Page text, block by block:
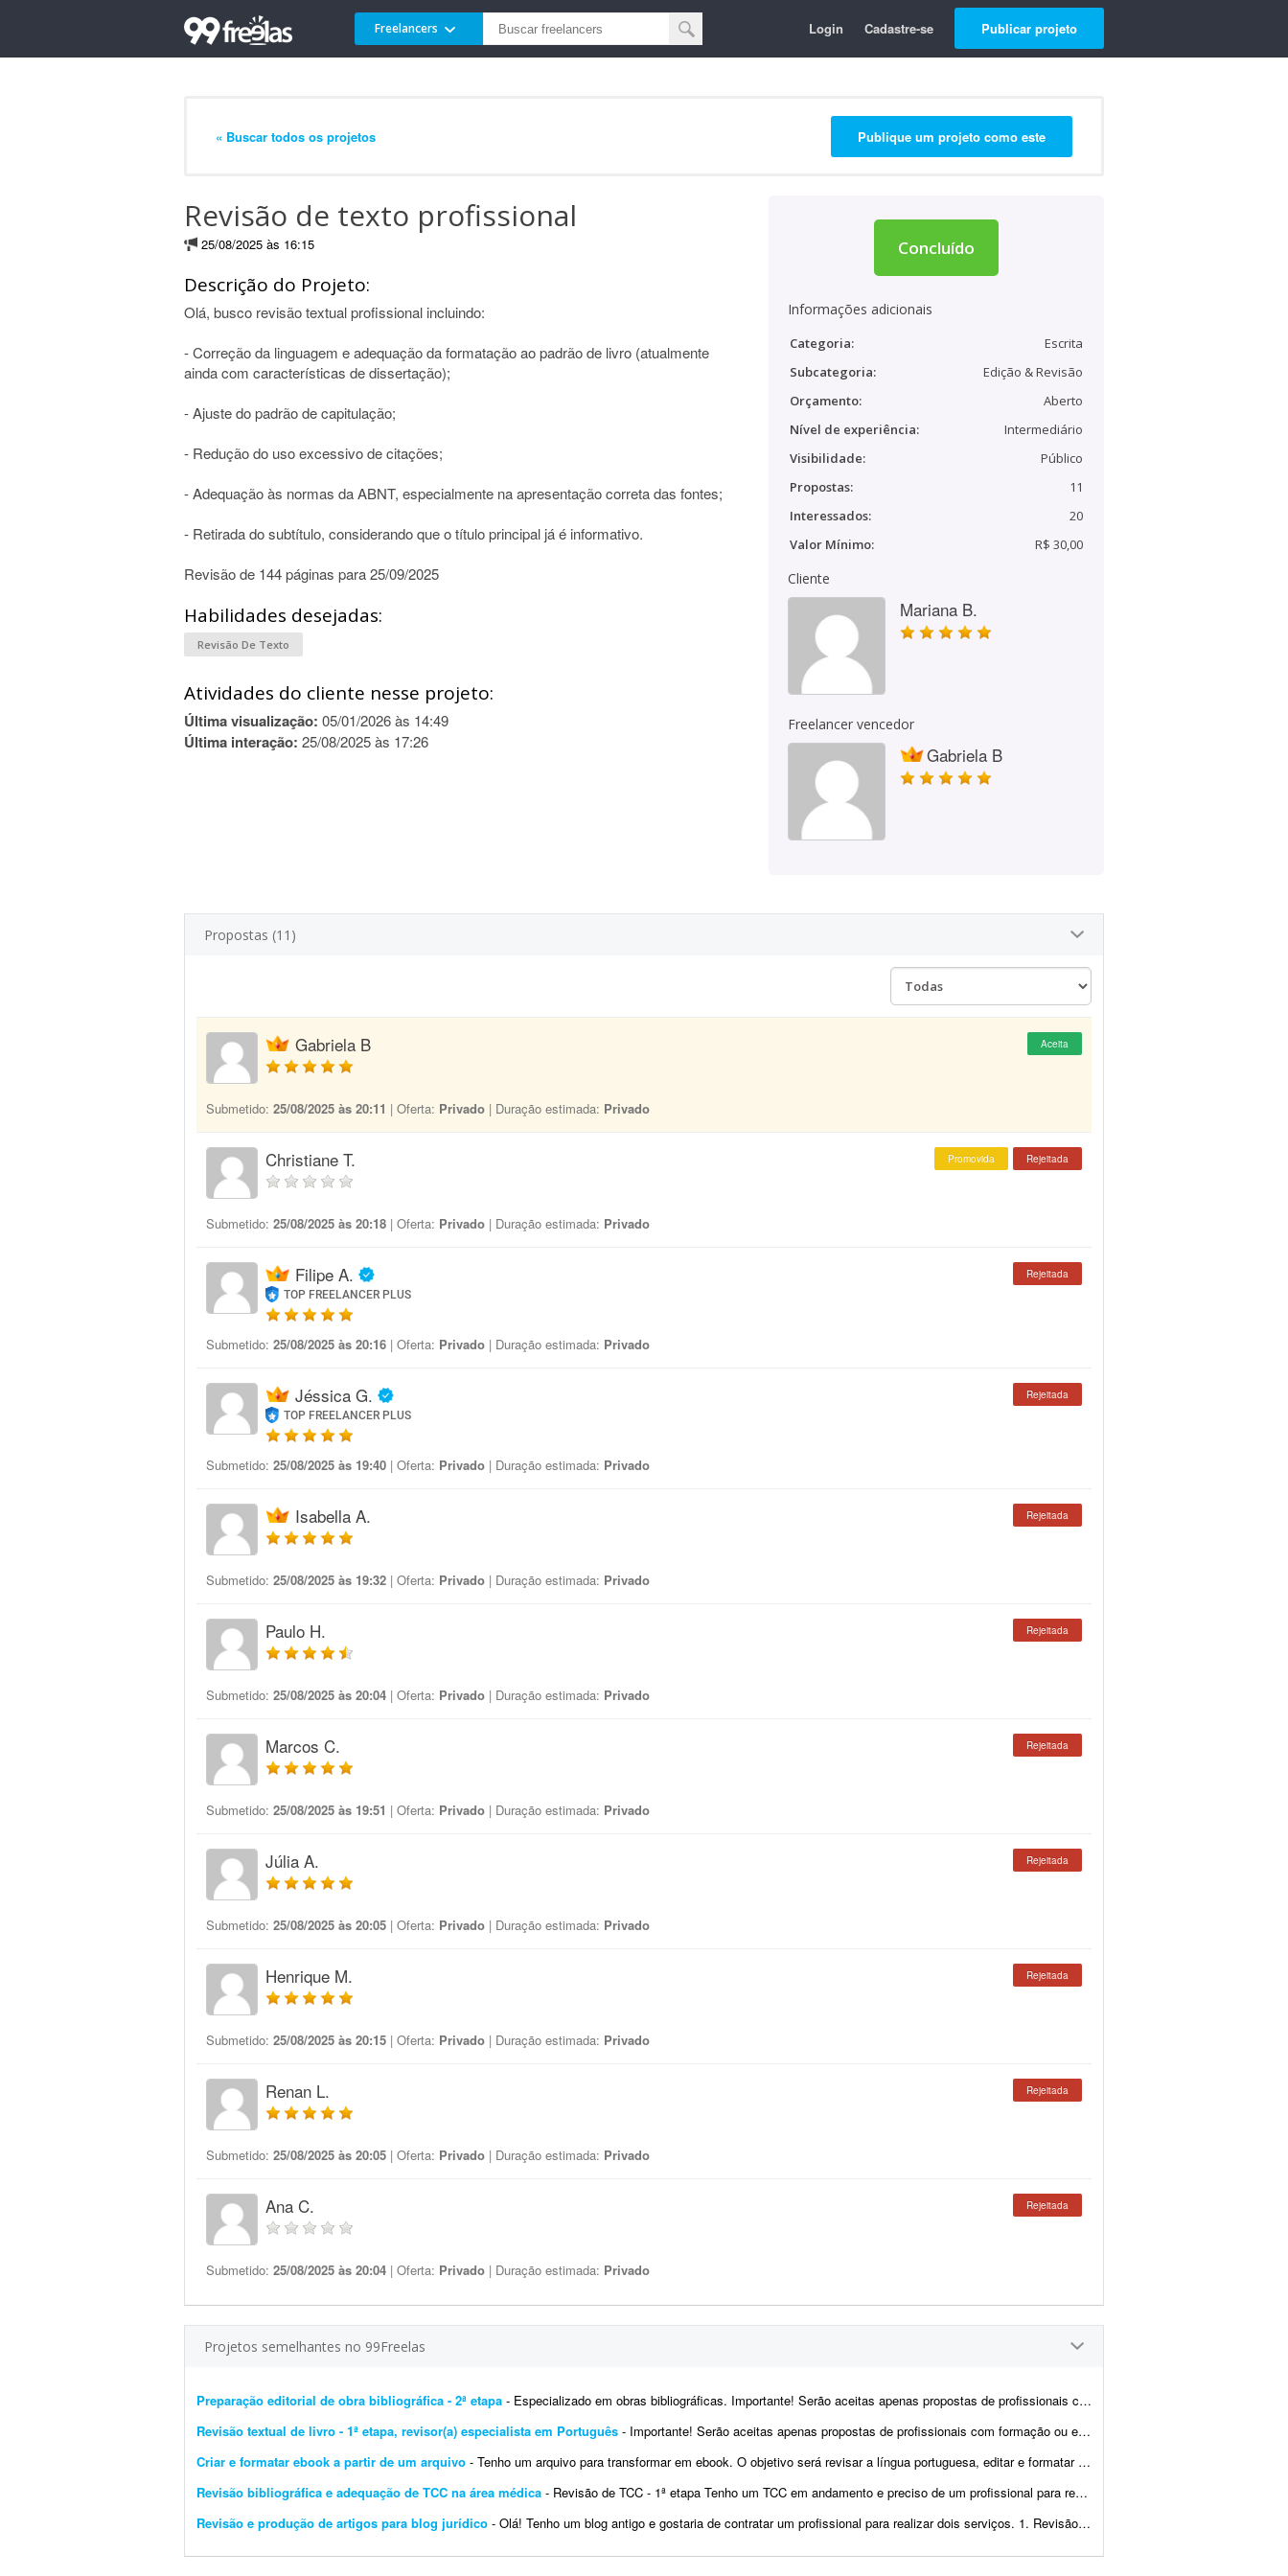
Freelancers Login Cadastre-se Publicar projeto
« Buscar todos os projetos Publique um projeto como este
Revisão de texto profissional
25/08/2025 às 16:15
Descrição do Projeto:
Olá, busco revisão textual profissional incluindo:
- Correção da linguagem e adequação da formatação ao padrão de livro (atualmente
ainda com características de dissertação);
- Ajuste do padrão de capitulação;
- Redução do uso excessivo de citações;
- Adequação às normas da ABNT, especialmente na apresentação correta das fontes;
- Retirada do subtítulo, considerando que o título principal já é informativo.
Revisão de 144 páginas para 25/09/2025
Habilidades desejadas:
Revisão De Texto
Atividades do cliente nesse projeto:
Última visualização: 05/01/2026 às 14:49
Última interação: 25/08/2025 às 17:26
Concluído
Informações adicionais
Categoria:
Escrita
Subcategoria:
Edição & Revisão
Orçamento:
Aberto
Nível de experiência:
Intermediário
Visibilidade:
Público
Propostas:
11
Interessados:
20
Valor Mínimo:
R$ 30,00
Cliente
Mariana B.
Freelancer vencedor
Gabriela B
Propostas (11)
Gabriela B Aceita
Submetido: 25/08/2025 às 20:11 | Oferta: Privado | Duração estimada: Privado
Christiane T. Promovida Rejeitada
Submetido: 25/08/2025 às 20:18 | Oferta: Privado | Duração estimada: Privado
Filipe A.
TOP FREELANCER PLUS
Rejeitada
Submetido: 25/08/2025 às 20:16 | Oferta: Privado | Duração estimada: Privado
Jéssica G.
TOP FREELANCER PLUS
Rejeitada
Submetido: 25/08/2025 às 19:40 | Oferta: Privado | Duração estimada: Privado
Isabella A. Rejeitada
Submetido: 25/08/2025 às 19:32 | Oferta: Privado | Duração estimada: Privado
Paulo H. Rejeitada
Submetido: 25/08/2025 às 20:04 | Oferta: Privado | Duração estimada: Privado
Marcos C. Rejeitada
Submetido: 25/08/2025 às 19:51 | Oferta: Privado | Duração estimada: Privado
Júlia A. Rejeitada
Submetido: 25/08/2025 às 20:05 | Oferta: Privado | Duração estimada: Privado
Henrique M. Rejeitada
Submetido: 25/08/2025 às 20:15 | Oferta: Privado | Duração estimada: Privado
Renan L. Rejeitada
Submetido: 25/08/2025 às 20:05 | Oferta: Privado | Duração estimada: Privado
Ana C. Rejeitada
Submetido: 25/08/2025 às 20:04 | Oferta: Privado | Duração estimada: Privado
Projetos semelhantes no 99Freelas
Preparação editorial de obra bibliográfica - 2ª etapa - Especializado em obras bibliográficas. Importante! Serão aceitas apenas propostas de profissionais com formação ou experiência comprovada em preparaç&atil...
Revisão textual de livro - 1ª etapa, revisor(a) especialista em Português - Importante! Serão aceitas apenas propostas de profissionais com formação ou experiência comprovada em Língua Portuguesa, Letras, revisão textual, prepara&c...
Criar e formatar ebook a partir de um arquivo - Tenho um arquivo para transformar em ebook. O objetivo será revisar a língua portuguesa, editar e formatar o conteúdo e gerar um ebook pronto para qualquer plataforma, incluin...
Revisão bibliográfica e adequação de TCC na área médica - Revisão de TCC - 1ª etapa Tenho um TCC em andamento e preciso de um profissional para realizar a revisão e adequação do trabalho à cartilha da faculdade. N...
Revisão e produção de artigos para blog jurídico - Olá! Tenho um blog antigo e gostaria de contratar um profissional para realizar dois serviços. 1. Revisão e atualização de 25 artigos existentes Tenho artigos ...